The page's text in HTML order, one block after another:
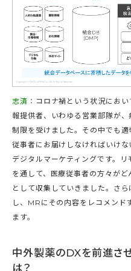
志済： コロナ禍という状況にお
報提供者、いわゆる営業部隊が
制限を受けました。その中でも
従事者にお届けしなければいけな
デジタルマーケティングです。
を通して、医療従事者の方々が
として収集していきました。さ
し、MRにその内容をレコメンド
ます。
中外製薬のDXを前進さ
は？